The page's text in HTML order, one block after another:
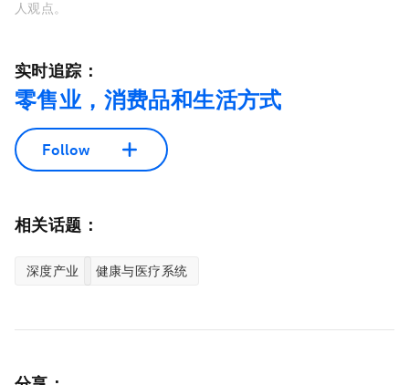
人观点。
实时追踪：
零售业，消费品和生活方式
Follow
相关话题：
深度产业 健康与医疗系统